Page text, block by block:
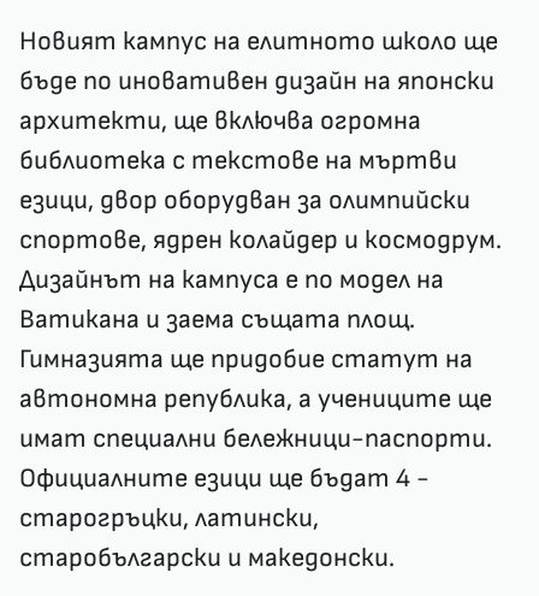
Новият кампус на елитното школо ще
бъде по иновативен дизайн на японски
архитекти, ще включва огромна
библиотека с текстове на мъртви
езици, двор оборудван за олимпийски
спортове, ядрен колайдер и космодрум.
Дизайнът на кампуса е по модел на
Ватикана и заема същата площ.
Гимназията ще придобие статут на
автономна република, а учениците ще
имат специални бележници-паспорти.
Официалните езици ще бъдат 4 -
старогръцки, латински,
старобългарски и македонски.